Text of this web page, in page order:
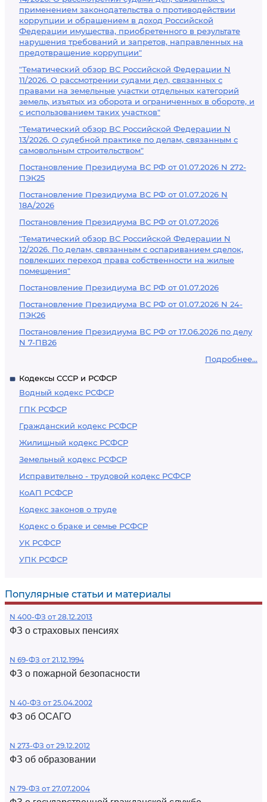
применением законодательства о противодействии
коррупции и обращением в доход Российской
Федерации имущества, приобретенного в результате
нарушения требований и запретов, направленных на
предотвращение коррупции"
"Тематический обзор ВС Российской Федерации N
11/2026. О рассмотрении судами дел, связанных с
правами на земельные участки отдельных категорий
земель, изъятых из оборота и ограниченных в обороте, и
с использованием таких участков"
"Тематический обзор ВС Российской Федерации N
13/2026. О судебной практике по делам, связанным с
самовольным строительством"
Постановление Президиума ВС РФ от 01.07.2026 N 272-
ПЭК25
Постановление Президиума ВС РФ от 01.07.2026 N
18А/2026
Постановление Президиума ВС РФ от 01.07.2026
"Тематический обзор ВС Российской Федерации N
12/2026. По делам, связанным с оспариванием сделок,
повлекших переход права собственности на жилые
помещения"
Постановление Президиума ВС РФ от 01.07.2026
Постановление Президиума ВС РФ от 01.07.2026 N 24-
ПЭК26
Постановление Президиума ВС РФ от 17.06.2026 по делу
N 7-ПВ26
Подробнее...
Кодексы СССР и РСФСР
Водный кодекс РСФСР
ГПК РСФСР
Гражданский кодекс РСФСР
Жилищный кодекс РСФСР
Земельный кодекс РСФСР
Исправительно - трудовой кодекс РСФСР
КоАП РСФСР
Кодекс законов о труде
Кодекс о браке и семье РСФСР
УК РСФСР
УПК РСФСР
Популярные статьи и материалы
N 400-ФЗ от 28.12.2013
ФЗ о страховых пенсиях
N 69-ФЗ от 21.12.1994
ФЗ о пожарной безопасности
N 40-ФЗ от 25.04.2002
ФЗ об ОСАГО
N 273-ФЗ от 29.12.2012
ФЗ об образовании
N 79-ФЗ от 27.07.2004